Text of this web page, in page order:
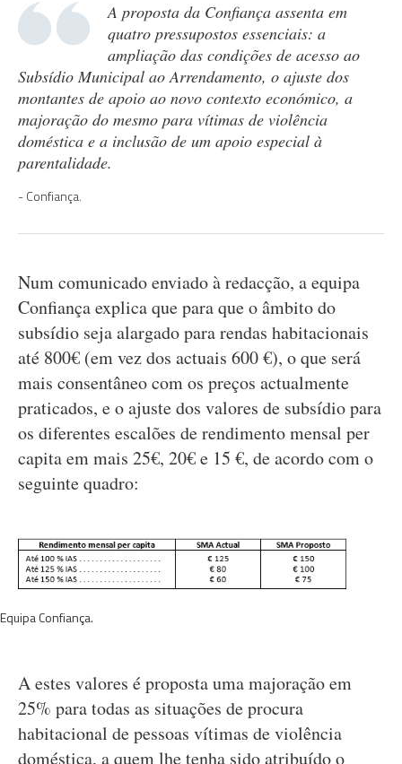
A proposta da Confiança assenta em
quatro pressupostos essenciais: a
ampliação das condições de acesso ao
Subsídio Municipal ao Arrendamento, o ajuste dos
montantes de apoio ao novo contexto económico, a
majoração do mesmo para vítimas de violência
doméstica e a inclusão de um apoio especial à
parentalidade.
Confiança.
Num comunicado enviado à redacção, a equipa
Confiança explica que para que o âmbito do
subsídio seja alargado para rendas habitacionais
até 800€ (em vez dos actuais 600 €), o que será
mais consentâneo com os preços actualmente
praticados, e o ajuste dos valores de subsídio para
os diferentes escalões de rendimento mensal per
capita em mais 25€, 20€ e 15 €, de acordo com o
seguinte quadro:
Equipa Confiança.
A estes valores é proposta uma majoração em
25% para todas as situações de procura
habitacional de pessoas vítimas de violência
doméstica, a quem lhe tenha sido atribuído o